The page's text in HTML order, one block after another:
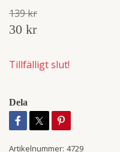
139 kr
30 kr
Tillfälligt slut!
Dela
Artikelnummer: 4729